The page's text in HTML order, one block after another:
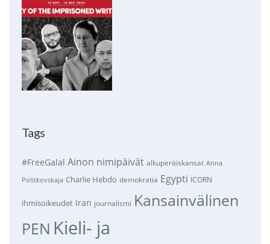
Tags
#FreeGalal Ainon nimipäivät alkuperäiskansat Anna
Politkovskaja Charlie Hebdo demokratia Egypti ICORN
ihmisoikeudet Iran journalismi Kansainvälinen
PEN Kieli- ja